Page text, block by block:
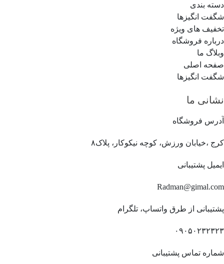
دسته بندی
شگفت انگیزها
تخفیف های ویژه
درباره فروشگاه
وبلاگ ما
صفحه اصلی
شگفت انگیزها
نشانی ما
آدرس فروشگاه
کرج ،خیابان ورزش، کوچه نیکوکار، پلاک۸
ایمیل پشتیبانی
Radman@gimal.com
پشتیبانی از طرق واتساپ، تلگرام
۰۹۰۵۰۲۳۲۳۲۳
شماره تماس پشتیبانی